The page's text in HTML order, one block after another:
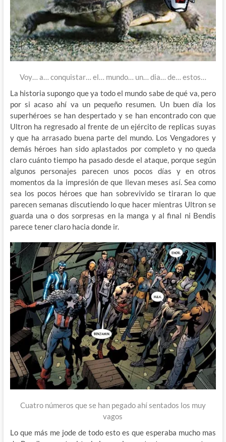
Voy… a… conquistar… el… mundo… un… dia… de… estos…
La historia supongo que ya todo el mundo sabe de qué va, pero
por si acaso ahí va un pequeño resumen. Un buen día los
superhéroes se han despertado y se han encontrado con que
Ultron ha regresado al frente de un ejército de replicas suyas
y que ha arrasado buena parte del mundo. Los Vengadores y
demás héroes han sido aplastados por completo y no queda
claro cuánto tiempo ha pasado desde el ataque, porque según
algunos personajes parecen unos pocos días y en otros
momentos da la impresión de que llevan meses así. Sea como
sea los pocos héroes que han sobrevivido se tiraran lo que
parecen semanas discutiendo lo que hacer mientras Ultron se
guarda una o dos sorpresas en la manga y al final ni Bendis
parece tener claro hacia donde ir.
Cuatro números que se han pegado ahí sentados los muy
vagos
Lo que más me jode de todo esto es que esperaba mucho mas